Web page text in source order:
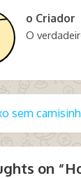
o Criador
O
sem
on “